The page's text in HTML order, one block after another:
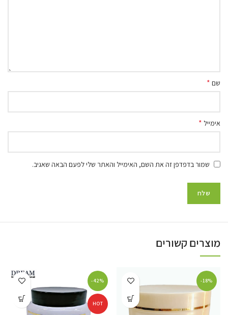
שם *
אימייל *
שמור בדפדפן זה את השם, האימייל והאתר שלי לפעם הבאה שאגיב.
מוצרים קשורים
-18%
-42%
HOT